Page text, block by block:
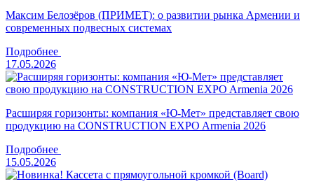
Максим Белозёров (ПРИМЕТ): о развитии рынка Армении и
современных подвесных системах
Подробнее
17.05.2026
Расширяя горизонты: компания «Ю-Мет» представляет свою
продукцию на CONSTRUCTION EXPO Armenia 2026
Подробнее
15.05.2026